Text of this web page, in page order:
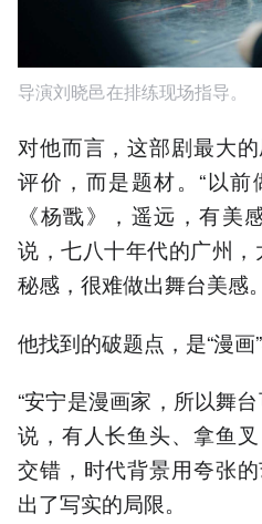
导演刘晓邑在排练现场指导。
对他而言，这部剧最大
评价，而是题材。“以前
《杨戬》，遥远，有美
说，七八十年代的广州
秘感，很难做出舞台美感
他找到的破题点，是“漫画”
“安宁是漫画家，所以舞
说，有人长鱼头、拿鱼
交错，时代背景用夸张
出了写实的局限。